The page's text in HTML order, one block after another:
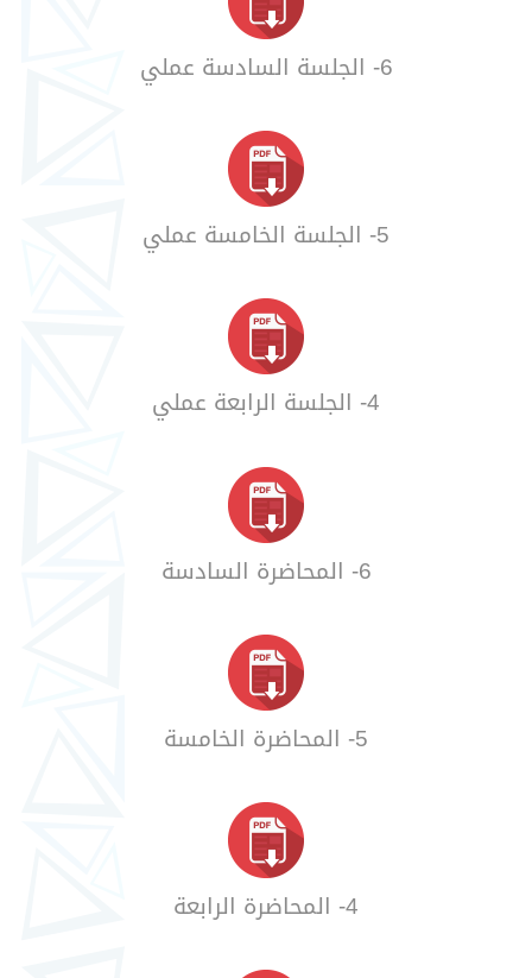
6- الجلسة السادسة عملي
5- الجلسة الخامسة عملي
4- الجلسة الرابعة عملي
6- المحاضرة السادسة
5- المحاضرة الخامسة
4- المحاضرة الرابعة